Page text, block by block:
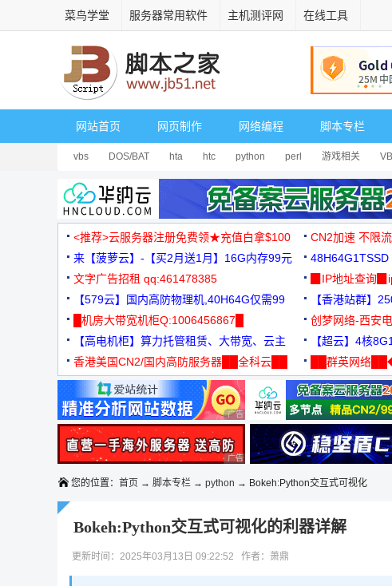
菜鸟学堂 服务器常用软件 主机测评网 在线工具
网站首页 网页制作 网络编程 脚本专栏
vbs DOS/BAT hta htc python perl 游戏相关
<推荐>云服务器注册免费领★充值白拿$100 CN2加速 不限
来【菠萝云】-【买2月送1月】16G内存99元
3000+可免费测
文字广告招租 qq:461478385
▉IP地址查询
【579云】国内高防物理机,40H64G仅需99
元
【香港站群】
█机房大带宽机柜Q:1006456867█
创梦网络-西安
88元/月
【高电机柜】算力托管租赁、大带宽、云主
机
【超云】4核
香港美国CN2/国内高防服务器██全科云██
██群英网络
◆◆◆
广告 商业广告，理性选择
广告 商业广告，理性选择
您的位置： 首页 → 脚本专栏 → python → Bokeh:Python交互式可视化
Bokeh:Python交互式可视化的利器详解
更新时间：2025年03月13日 09:22:52 作者：萧鼎